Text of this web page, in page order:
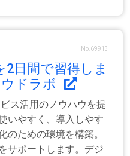
No.69913
2日間で習得しま
ドラボ
ス活用のノウハウを提
いやすく、導入しやす
のための環境を構築。
サポートします。デジ